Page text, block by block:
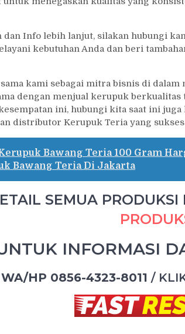
dan Info lebih lanjut, silakan hubungi
kebutuhan Anda dan beri
kami sebagai mitra bisnis di
dengan menjual kerupuk
ini, hubungi kita saat ini
distributor Kerupuk Teria yang
Bawang Teria 100 Gram
Bawang Teria Di Jakarta
SEMUA PRODUKSI
INFORMASI
WA/HP 0856-4323-8011 /